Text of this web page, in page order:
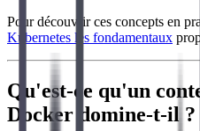
Pour découvrir ces concepts en
Kubernetes les fondamentaux
Qu'est-ce qu'un
Docker domine-t-il ?